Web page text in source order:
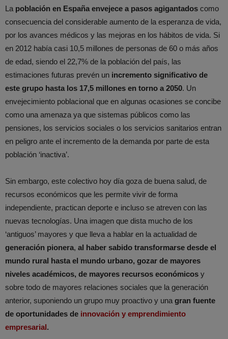
La población en España envejece a pasos agigantados como
consecuencia del considerable aumento de la esperanza de vida,
por los avances médicos y las mejoras en los hábitos de vida. Si
en 2012 había casi 10,5 millones de personas de 60 o más años
de edad, siendo el 22,7% de la población del país, las
estimaciones futuras prevén un incremento significativo de
este grupo hasta los 17,5 millones en torno a 2050. Un
envejecimiento poblacional que en algunas ocasiones se concibe
como una amenaza ya que sistemas públicos como las
pensiones, los servicios sociales o los servicios sanitarios entran
en peligro ante el incremento de la demanda por parte de esta
población ‘inactiva’.
Sin embargo, este colectivo hoy día goza de buena salud, de
recursos económicos que les permite vivir de forma
independiente, practican deporte e incluso se atreven con las
nuevas tecnologías. Una imagen que dista mucho de los
‘antiguos’ mayores y que lleva a hablar en la actualidad de
generación pionera, al haber sabido transformarse desde el
mundo rural hasta el mundo urbano, gozar de mayores
niveles académicos, de mayores recursos económicos y
sobre todo de mayores relaciones sociales que la generación
anterior, suponiendo un grupo muy proactivo y una gran fuente
de oportunidades de innovación y emprendimiento
empresarial.